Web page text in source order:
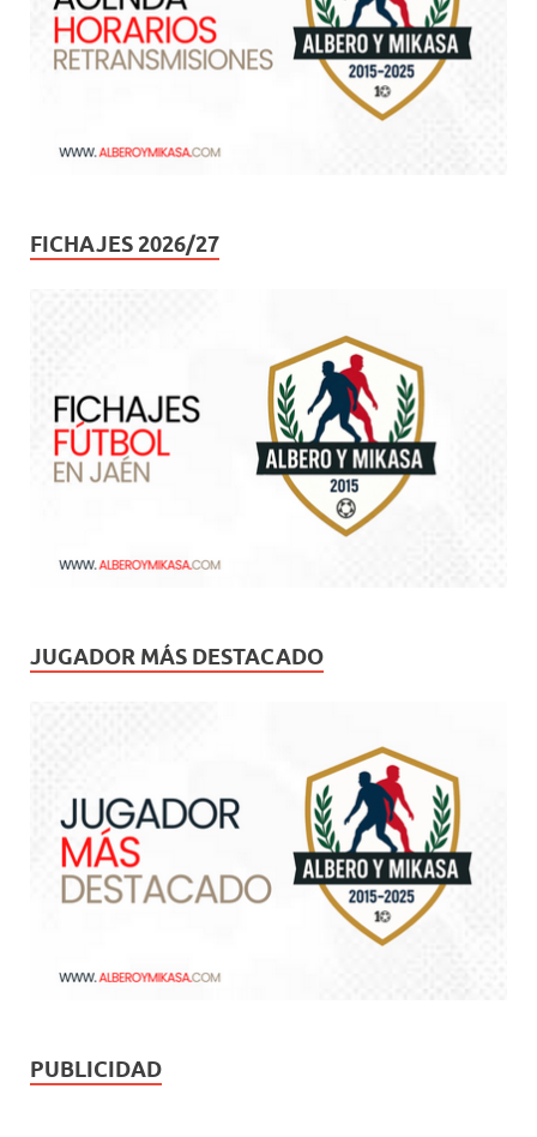
FICHAJES 2026/27
JUGADOR MÁS DESTACADO
PUBLICIDAD